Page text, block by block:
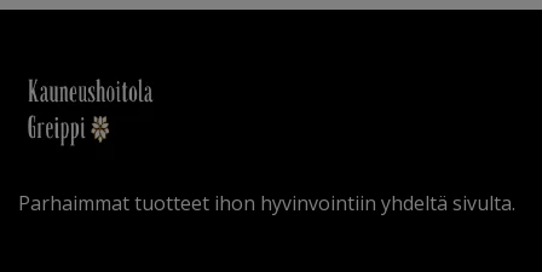
Parhaimmat tuotteet ihon hyvinvointiin yhdeltä sivulta.